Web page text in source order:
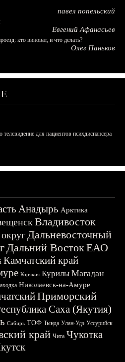
павел попельский
Евгений Афанасьев
кто виноват, и что делать?
Олег Паньков
телевидение для пациентов психдиспансера
Анадырь Арктика
Владивосток
Дальневосточный
Дальний ВостокЕАО
Камчатский край
Корякия Курилы Магадан
Николаевск-на-Амуре
Приморский
Саха (Якутия)
Сибирь ТОФ Тында Улан-Удэ Уссурийск
край Чита Чукотка